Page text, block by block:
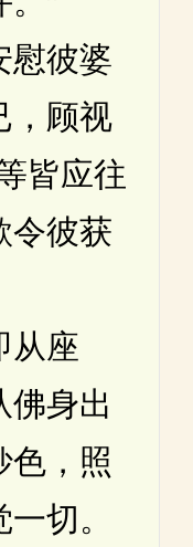
彼婆
，顾视
皆应往
令彼获
座
佛身出
色，照
切。